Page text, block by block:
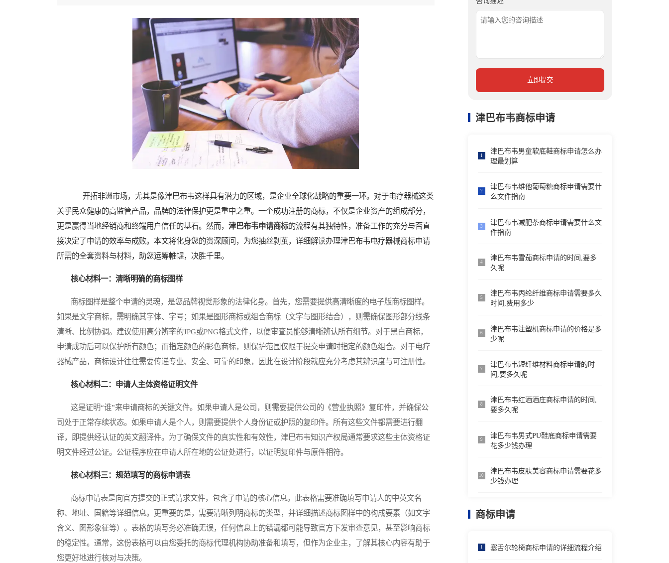
开拓非洲市场，尤其是像津巴布韦这样具有潜力的区域，是企业全球化战略的重要一环。对于电疗器械这类
关乎民众健康的高监管产品，品牌的法律保护更是重中之重。一个成功注册的商标，不仅是企业资产的组成部分，
更是赢得当地经销商和终端用户信任的基石。然而， 津巴布韦申请商标的流程有其独特性，准备工作的充分与否直
接决定了申请的效率与成败。本文将化身您的资深顾问，为您抽丝剥茧，详细解读办理津巴布韦电疗器械商标申请
所需的全套资料与材料，助您运筹帷幄，决胜千里。
核心材料一：清晰明确的商标图样
商标图样是整个申请的灵魂，是您品牌视觉形象的法律化身。首先，您需要提供高清晰度的电子版商标图样。
如果是文字商标，需明确其字体、字号；如果是图形商标或组合商标（文字与图形结合），则需确保图形部分线条
清晰、比例协调。建议使用高分辨率的JPG或PNG格式文件，以便审查员能够清晰辨认所有细节。对于黑白商标，
申请成功后可以保护所有颜色；而指定颜色的彩色商标，则保护范围仅限于提交申请时指定的颜色组合。对于电疗
器械产品，商标设计往往需要传递专业、安全、可靠的印象，因此在设计阶段就应充分考虑其辨识度与可注册性。
核心材料二：申请人主体资格证明文件
这是证明“谁”来申请商标的关键文件。如果申请人是公司，则需要提供公司的《营业执照》复印件，并确保公
司处于正常存续状态。如果申请人是个人，则需要提供个人身份证或护照的复印件。所有这些文件都需要进行翻
译，即提供经认证的英文翻译件。为了确保文件的真实性和有效性，津巴布韦知识产权局通常要求这些主体资格证
明文件经过公证。公证程序应在申请人所在地的公证处进行，以证明复印件与原件相符。
核心材料三：规范填写的商标申请表
商标申请表是向官方提交的正式请求文件，包含了申请的核心信息。此表格需要准确填写申请人的中英文名
称、地址、国籍等详细信息。更重要的是，需要清晰列明商标的类型，并详细描述商标图样中的构成要素（如文字
含义、图形象征等）。表格的填写务必准确无误，任何信息上的错漏都可能导致官方下发审查意见，甚至影响商标
的稳定性。通常，这份表格可以由您委托的商标代理机构协助准备和填写，但作为企业主，了解其核心内容有助于
您更好地进行核对与决策。
立即提交
津巴布韦商标申请
1
津巴布韦男童软底鞋商标申请怎么办
理最划算
2
津巴布韦维他葡萄糖商标申请需要什
么文件指南
3
津巴布韦减肥茶商标申请需要什么文
件指南
4
津巴布韦雪茄商标申请的时间,要多
久呢
5
津巴布韦丙纶纤维商标申请需要多久
时间,费用多少
6
津巴布韦注塑机商标申请的价格是多
少呢
7
津巴布韦短纤维材料商标申请的时
间,要多久呢
8
津巴布韦红酒酒庄商标申请的时间,
要多久呢
9
津巴布韦男式PU鞋底商标申请需要
花多少钱办理
10
津巴布韦皮肤美容商标申请需要花多
少钱办理
商标申请
1 塞舌尔轮椅商标申请的详细流程介绍